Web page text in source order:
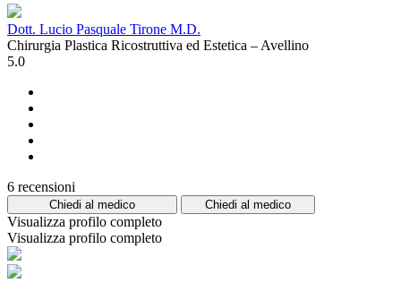
Dott. Lucio Pasquale Tirone M.D.
Chirurgia Plastica Ricostruttiva ed Estetica – Avellino
5.0
6 recensioni
Chiedi al medico Chiedi al medico
Visualizza profilo completo
Visualizza profilo completo